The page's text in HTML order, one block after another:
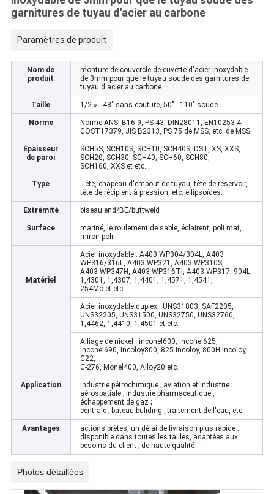
garnitures de tuyau d'acier au carbone
Paramètres de produit
Nom de
produit
monture de couvercle de cuvette d'acier inoxydable
de 3mm pour que le tuyau soude des garnitures de
tuyau d'acier au carbone
Taille 1/2 » - 48" sans couture, 50" - 110" soudé
Norme
Norme ANSI B16.9, PS 43, DIN28011, EN10253-4,
GOST17379, JIS B2313, PS 75 de MSS, etc. de MSS.
Épaisseur
de paroi
SCH5S, SCH10S, SCH10, SCH40S, DST, XS, XXS,
SCH20, SCH30, SCH40, SCH60, SCH80,
SCH160, XXS et etc.
Type
Tête, chapeau d'embout de tuyau, tête de réservoir,
tête de récipient à pression, etc. ellipsoïdes.
Extrémité biseau end/BE/buttweld
Surface
mariné, le roulement de sable, éclairent, poli mat,
miroir poli
Matériel
Acier inoxydable : A403 WP304/304L, A403
WP316/316L, A403 WP321, A403 WP310S,
A403 WP347H, A403 WP316Ti, A403 WP317, 904L,
1,4301, 1,4307, 1,4401, 1,4571, 1,4541,
254Mo et etc.
Acier inoxydable duplex : UNS31803, SAF2205,
UNS32205, UNS31500, UNS32750, UNS32760,
1,4462, 1,4410, 1,4501 et etc.
Alliage de nickel : inconel600, inconel625,
inconel690, incoloy800, 825 incoloy, 800H incoloy,
C22,
C-276, Monel400, Alloy20 etc.
Application
Industrie pétrochimique ; aviation et industrie
aérospatiale ; industrie pharmaceutique ;
échappement de gaz ;
centrale ; bateau buliding ; traitement de l'eau, etc.
Avantages
actions prêtes, un délai de livraison plus rapide ;
disponible dans toutes les tailles, adaptées aux
besoins du client ; de haute qualité
Photos détaillées